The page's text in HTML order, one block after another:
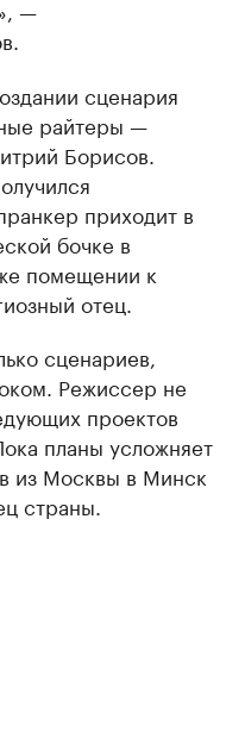
—
сценария
райтеры —
Борисов.
приходит в
бочке в
помещении к
отец.
сценариев,
Режиссер не
проектов
планы усложняет
из Москвы в Минск
страны.